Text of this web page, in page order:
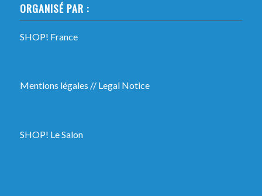
ORGANISÉ PAR :
SHOP! France
Mentions légales // Legal Notice
SHOP! Le Salon